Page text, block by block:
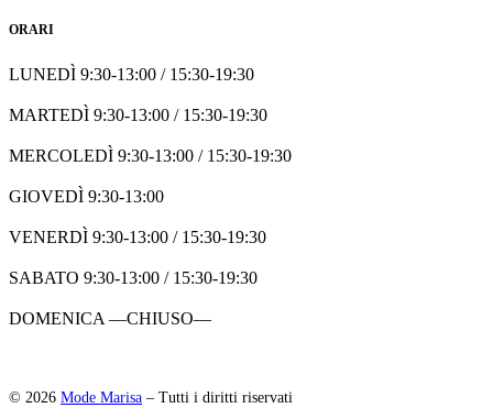
ORARI
LUNEDÌ 9:30-13:00 / 15:30-19:30
MARTEDÌ 9:30-13:00 / 15:30-19:30
MERCOLEDÌ 9:30-13:00 / 15:30-19:30
GIOVEDÌ 9:30-13:00
VENERDÌ 9:30-13:00 / 15:30-19:30
SABATO 9:30-13:00 / 15:30-19:30
DOMENICA —CHIUSO—
© 2026 Mode Marisa – Tutti i diritti riservati